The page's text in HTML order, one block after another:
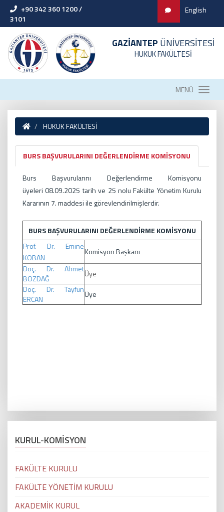
+90 342 360 1200 /
3101
English
GAZİANTEP ÜNİVERSİTESİ
HUKUK FAKÜLTESİ
MENÜ
HUKUK FAKÜLTESİ
BURS BAŞVURULARINI DEĞERLENDİRME KOMİSYONU
Burs Başvurularını Değerlendirme Komisyonu
üyeleri 08.09.2025 tarih ve 25 nolu Fakülte Yönetim Kurulu
Kararının 7. maddesi ile görevlendirilmişlerdir.
BURS BAŞVURULARINI DEĞERLENDİRME KOMİSYONU
Prof. Dr. Emine
KOBAN
Komisyon Başkanı
Doç. Dr. Ahmet
BOZDAĞ
Üye
Doç. Dr. Tayfun
ERCAN
Üye
KURUL-KOMİSYON
FAKÜLTE KURULU
FAKÜLTE YÖNETİM KURULU
AKADEMİK KURUL